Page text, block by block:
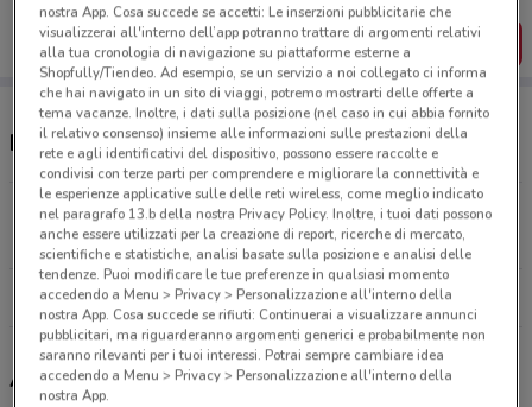
SCARICA L’APP
Negozi Asta del Mobile a Albenga
Via Maestri Del Lavoro D'Italia, 20 Finale Ligure
16.7 km
CHIUSO
Tutti i negozi Asta del Mobile
Asta del Mobile, offerte e negozi
nostra App. Cosa succede se accetti: Le inserzioni pubblicitarie che
visualizzerai all'interno dell’app potranno trattare di argomenti relativi
alla tua cronologia di navigazione su piattaforme esterne a
Shopfully/Tiendeo. Ad esempio, se un servizio a noi collegato ci informa
che hai navigato in un sito di viaggi, potremo mostrarti delle offerte a
tema vacanze. Inoltre, i dati sulla posizione (nel caso in cui abbia fornito
il relativo consenso) insieme alle informazioni sulle prestazioni della
rete e agli identificativi del dispositivo, possono essere raccolte e
condivisi con terze parti per comprendere e migliorare la connettività e
le esperienze applicative sulle delle reti wireless, come meglio indicato
nel paragrafo 13.b della nostra Privacy Policy. Inoltre, i tuoi dati possono
anche essere utilizzati per la creazione di report, ricerche di mercato,
scientifiche e statistiche, analisi basate sulla posizione e analisi delle
tendenze. Puoi modificare le tue preferenze in qualsiasi momento
accedendo a Menu > Privacy > Personalizzazione all'interno della
nostra App. Cosa succede se rifiuti: Continuerai a visualizzare annunci
pubblicitari, ma riguarderanno argomenti generici e probabilmente non
saranno rilevanti per i tuoi interessi. Potrai sempre cambiare idea
accedendo a Menu > Privacy > Personalizzazione all'interno della
nostra App.